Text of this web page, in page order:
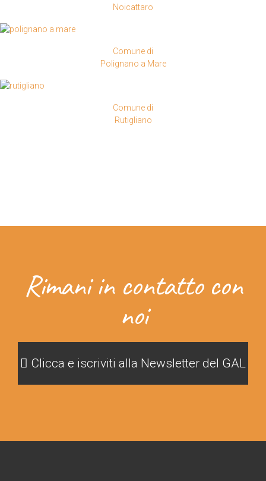
Noicattaro
Comune di
Polignano a Mare
Comune di
Rutigliano
Rimani in contatto con
noi
Clicca e iscriviti alla Newsletter del GAL